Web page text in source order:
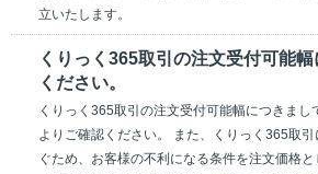
立いたします。
くりっく365取引の注文受付可能
ください。
くりっく365取引の注文受付可能幅につきまし
よりご確認ください。 また、くりっく365取
ぐため、お客様の不利になる条件を注文価格